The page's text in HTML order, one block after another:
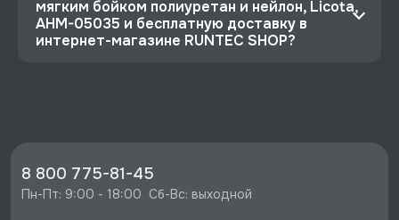
мягким бойком полиуретан и нейлон, Licota,
AHM-05035 и бесплатную доставку в
интернет-магазине RUNTEC SHOP?
руб.
⚡️ Бесплатная доставка в Москве, Санкт-
8 800 775-81-45
Пн-Пт: 9:00 - 18:00  Сб-Вс: выходной